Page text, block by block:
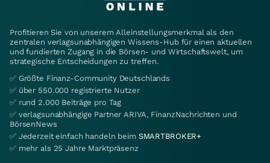
Profitieren Sie von unserem Alleinstellungsmerkmal als den
zentralen verlagsunabhängigen Wissens-Hub für einen aktuellen
und fundierten Zugang in die Börsen- und Wirtschaftswelt, um
strategische Entscheidungen zu treffen.
✅ Größte Finanz-Community Deutschlands
✅ über 550.000 registrierte Nutzer
✅ rund 2.000 Beiträge pro Tag
✅ verlagsunabhängige Partner ARIVA, FinanzNachrichten und
BörsenNews
✅ Jederzeit einfach handeln beim SMARTBROKER+
✅ mehr als 25 Jahre Marktpräsenz